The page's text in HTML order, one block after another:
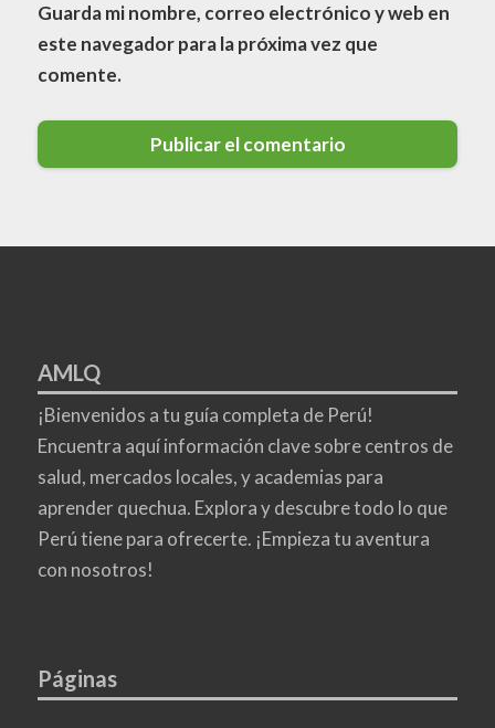
Guarda mi nombre, correo electrónico y web en
este navegador para la próxima vez que
comente.
AMLQ
¡Bienvenidos a tu guía completa de Perú!
Encuentra aquí información clave sobre centros de
salud, mercados locales, y academias para
aprender quechua. Explora y descubre todo lo que
Perú tiene para ofrecerte. ¡Empieza tu aventura
con nosotros!
Páginas